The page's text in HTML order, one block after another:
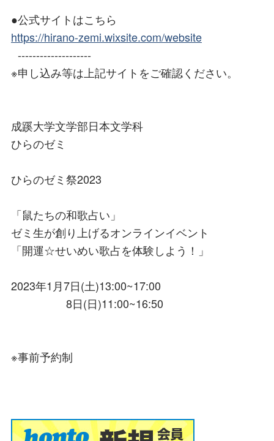
●公式サイトはこちら
https://hirano-zemi.wixsite.com/website
--------------------
※申し込み等は上記サイトをご確認ください。
成蹊大学文学部日本文学科
ひらのゼミ
ひらのゼミ祭2023​
「鼠たちの和歌占い」
ゼミ生が創り上げるオンラインイベント
「開運☆せいめい歌占を体験しよう！」
2023年1月7日(土)13:00~17:00
8日(日)11:00~16:50
※事前予約制